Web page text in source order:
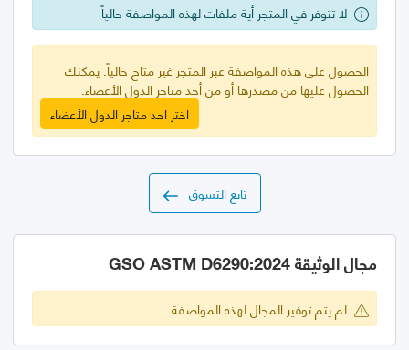
لا تتوفر في المتجر أية ملفات لهذه المواصفة حالياً
الحصول على هذه المواصفة عبر المتجر غير متاح حالياً. يمكنك
الحصول عليها من مصدرها أو من أحد متاجر الدول الأعضاء.
اختر احد متاجر الدول الأعضاء
تابع التسوق
مجال الوثيقة GSO ASTM D6290:2024
لم يتم توفير المجال لهذه المواصفة